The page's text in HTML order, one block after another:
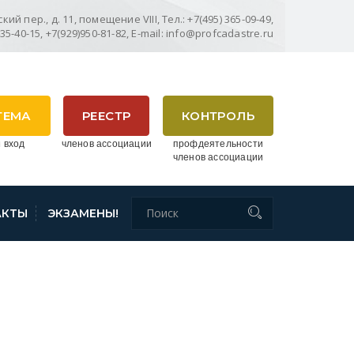
пер., д. 11, помещение VIII, Тел.: +7(495) 365-09-49,
40-15, +7(929)950-81-82, E-mail: info@profcadastre.ru
КОНТРОЛЬ
профдеятельности
членов ассоциации
РЕЕСТР
членов ассоциации
вход
ЭКЗАМЕНЫ!